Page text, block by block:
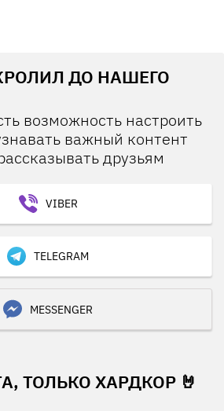
ДО НАШЕГО
возможность настроить
важный контент
друзьям
VIBER
TELEGRAM
MESSENGER
ТОЛЬКО ХАРДКОР 🤘